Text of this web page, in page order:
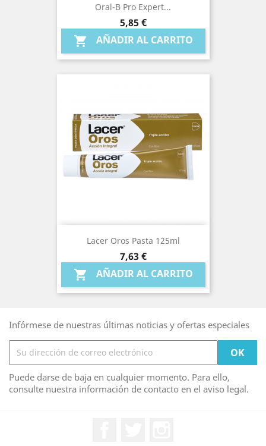
Oral-B Pro Expert...
Precio
5,85 €
 AÑADIR AL CARRITO
Lacer Oros Pasta 125ml
Precio
7,63 €
 AÑADIR AL CARRITO
Infórmese de nuestras últimas noticias y ofertas especiales
Puede darse de baja en cualquier momento. Para ello,
consulte nuestra información de contacto en el aviso legal.